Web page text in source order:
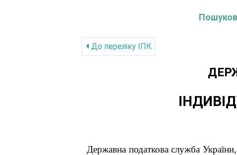
До переліку IПК
Державна податкова служба